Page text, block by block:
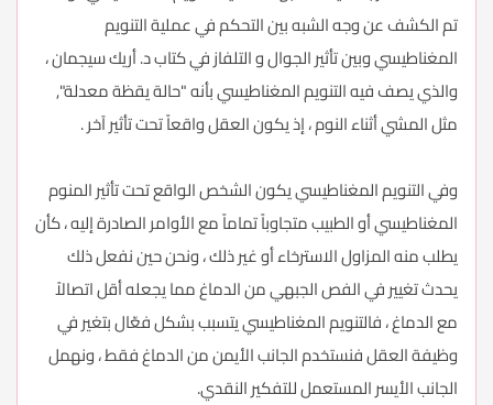
تم الكشف عن وجه الشبه بين التحكم في عملية التنويم
المغناطيسي وبين تأثير الجوال و التلفاز في كتاب د. أريك سيجمان ،
والذي يصف فيه التنويم المغناطيسي بأنه "حالة يقظة معدلة",
مثل المشي أثناء النوم ، إذ يكون العقل واقعاً تحت تأثير آخر .
وفي التنويم المغناطيسي يكون الشخص الواقع تحت تأثير المنوم
المغناطيسي أو الطبيب متجاوباً تماماً مع الأوامر الصادرة إليه ، كأن
يطلب منه المزاول الاسترخاء أو غير ذلك ، ونحن حين نفعل ذلك
يحدث تغيير في الفص الجبهي من الدماغ مما يجعله أقل اتصالاً
مع الدماغ ، فالتنويم المغناطيسي يتسبب بشكل فعّال بتغير في
وظيفة العقل فنستخدم الجانب الأيمن من الدماغ فقط ، ونهمل
الجانب الأيسر المستعمل للتفكير النقدي.